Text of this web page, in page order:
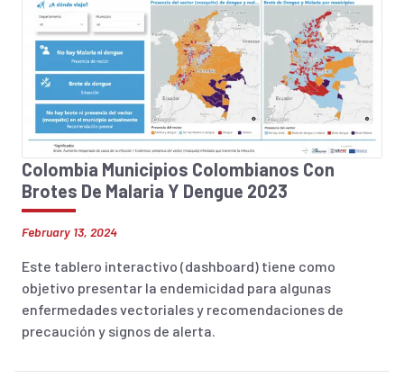
Colombia Municipios Colombianos Con
Brotes De Malaria Y Dengue 2023
February 13, 2024
Este tablero interactivo (dashboard) tiene como
objetivo presentar la endemicidad para algunas
enfermedades vectoriales y recomendaciones de
precaución y signos de alerta.